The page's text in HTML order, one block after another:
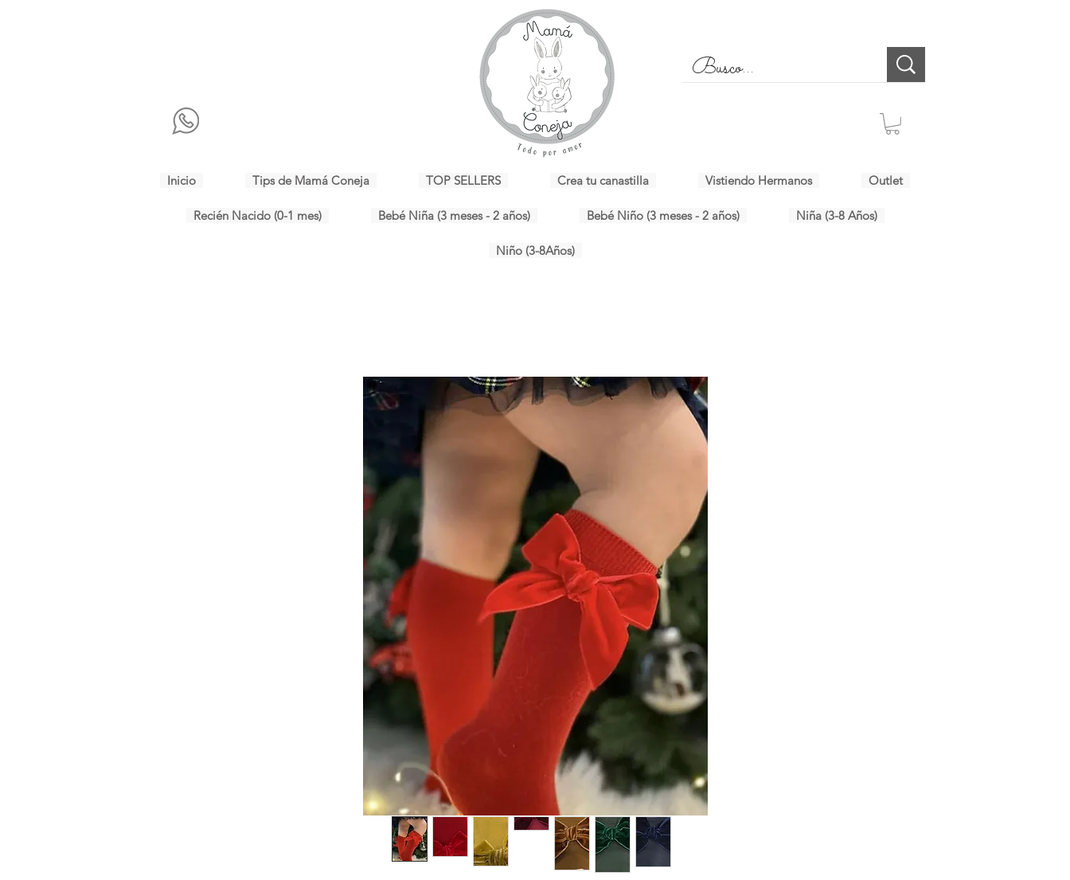
Inicio Tips de Mamá Coneja TOP SELLERS Crea tu canastilla Vistiendo Hermanos Outlet
Recién Nacido (0-1 mes) Bebé Niña (3 meses - 2 años) Bebé Niño (3 meses - 2 años) Niña (3-8 Años)
Niño (3-8Años)